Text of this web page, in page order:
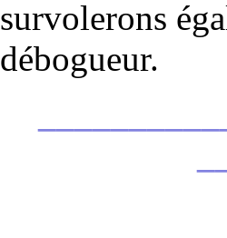
survolerons
débogueur.